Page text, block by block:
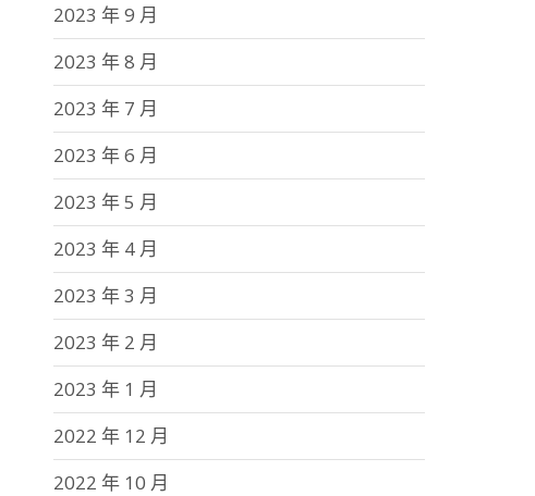
2023 年 9 月
2023 年 8 月
2023 年 7 月
2023 年 6 月
2023 年 5 月
2023 年 4 月
2023 年 3 月
2023 年 2 月
2023 年 1 月
2022 年 12 月
2022 年 10 月